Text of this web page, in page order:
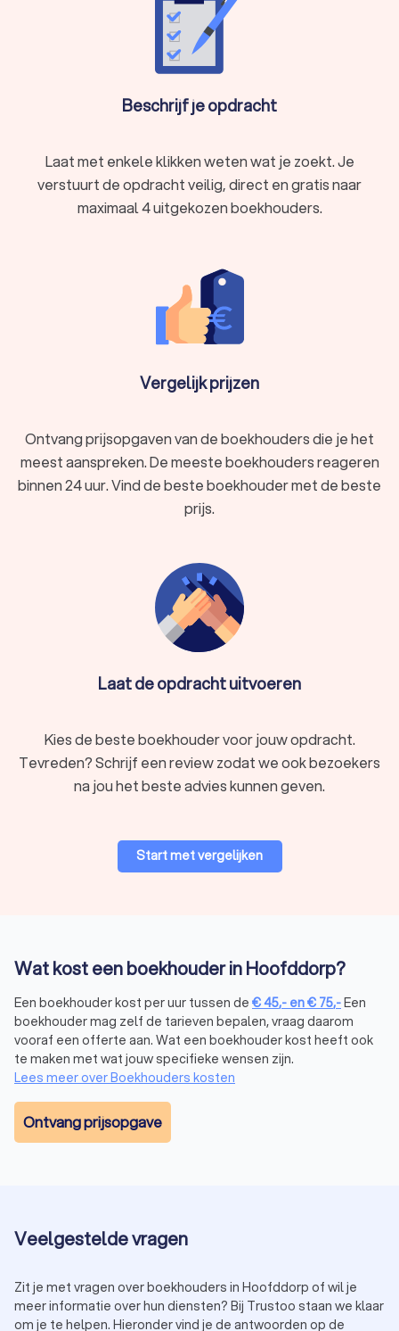
Beschrijf je opdracht
Laat met enkele klikken weten wat je zoekt. Je
verstuurt de opdracht veilig, direct en gratis naar
maximaal 4 uitgekozen boekhouders.
Vergelijk prijzen
Ontvang prijsopgaven van de boekhouders die je het
meest aanspreken. De meeste boekhouders reageren
binnen 24 uur. Vind de beste boekhouder met de beste
prijs.
Laat de opdracht uitvoeren
Kies de beste boekhouder voor jouw opdracht.
Tevreden? Schrijf een review zodat we ook bezoekers
na jou het beste advies kunnen geven.
Start met vergelijken
Wat kost een boekhouder in Hoofddorp?
Een boekhouder kost per uur tussen de €45,- en€ 75,-Een
boekhouder mag zelf de tarieven bepalen, vraag daarom
vooraf een offerte aan. Wat een boekhouder kost heeft ook
te maken met wat jouw specifieke wensen zijn.
Lees meer over Boekhouders kosten
Ontvang prijsopgave
Veelgestelde vragen
Zit je met vragen over boekhouders in Hoofddorp of wil je
meer informatie over hun diensten? Bij Trustoo staan we klaar
om je te helpen. Hieronder vind je de antwoorden op de